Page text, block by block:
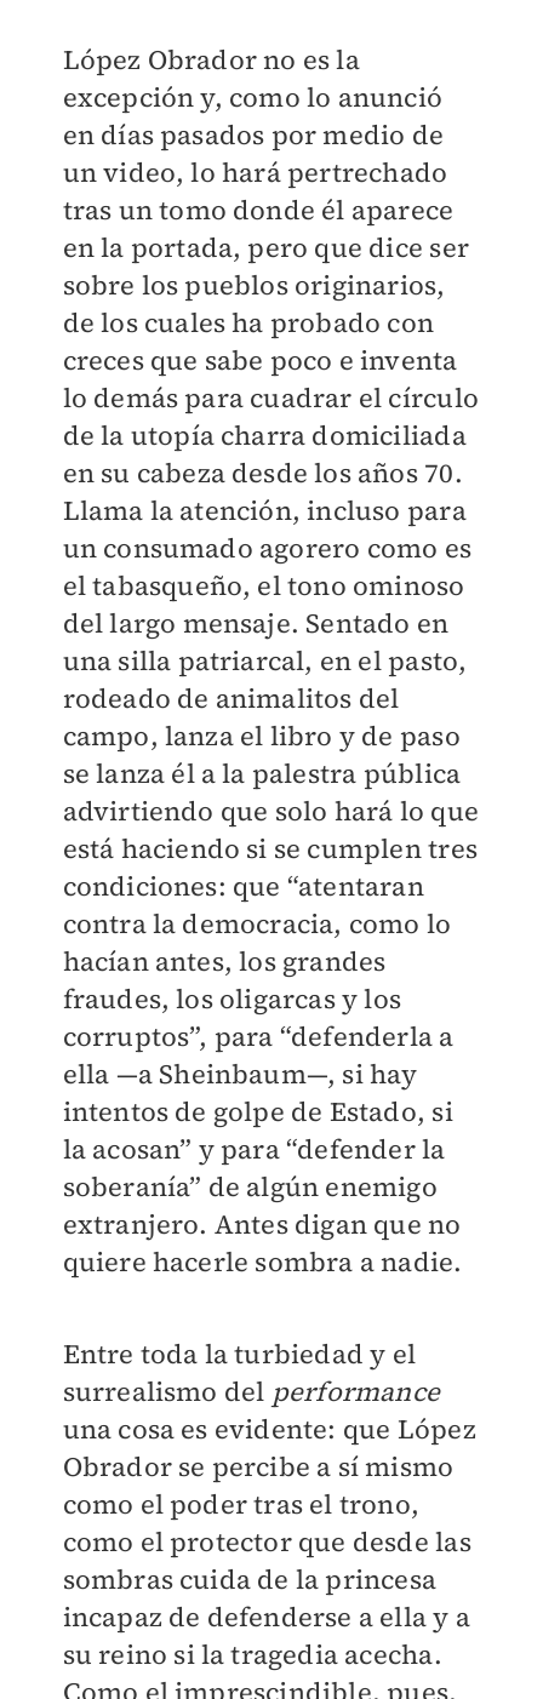
López Obrador no es la
excepción y, como lo anunció
en días pasados por medio de
un video, lo hará pertrechado
tras un tomo donde él aparece
en la portada, pero que dice ser
sobre los pueblos originarios,
de los cuales ha probado con
creces que sabe poco e inventa
lo demás para cuadrar el círculo
de la utopía charra domiciliada
en su cabeza desde los años 70.
Llama la atención, incluso para
un consumado agorero como es
el tabasqueño, el tono ominoso
del largo mensaje. Sentado en
una silla patriarcal, en el pasto,
rodeado de animalitos del
campo, lanza el libro y de paso
se lanza él a la palestra pública
advirtiendo que solo hará lo que
está haciendo si se cumplen tres
condiciones: que “atentaran
contra la democracia, como lo
hacían antes, los grandes
fraudes, los oligarcas y los
corruptos”, para “defenderla a
ella —a Sheinbaum—, si hay
intentos de golpe de Estado, si
la acosan” y para “defender la
soberanía” de algún enemigo
extranjero. Antes digan que no
quiere hacerle sombra a nadie.
Entre toda la turbiedad y el
surrealismo del performance
una cosa es evidente: que López
Obrador se percibe a sí mismo
como el poder tras el trono,
como el protector que desde las
sombras cuida de la princesa
incapaz de defenderse a ella y a
su reino si la tragedia acecha.
Como el imprescindible, pues,